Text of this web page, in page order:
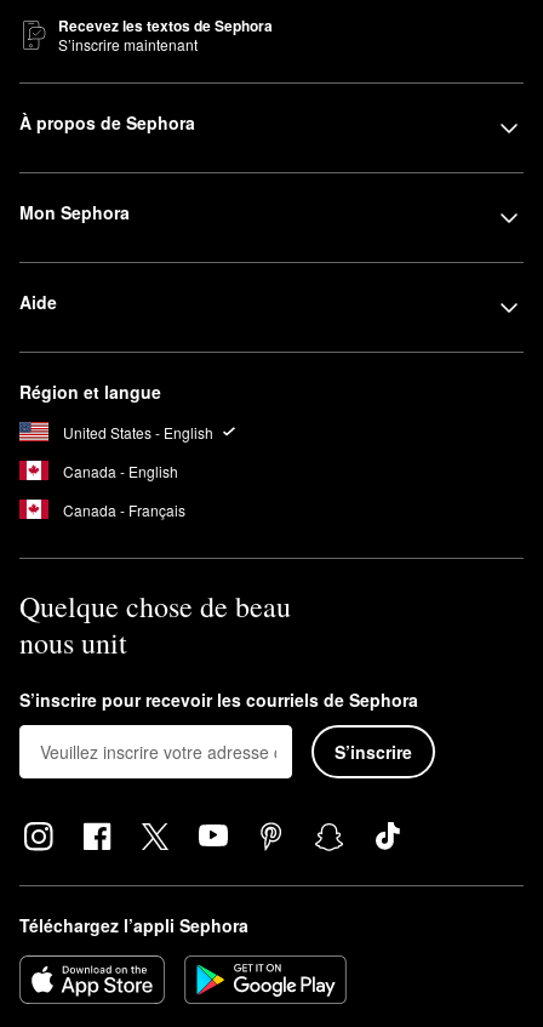
Recevez les textos de Sephora
S’inscrire maintenant
À propos de Sephora
Mon Sephora
Aide
Région et langue
United States - English
Canada - English
Canada - Français
Quelque chose de beau
nous unit
S’inscrire pour recevoir les courriels de Sephora
S’inscrire
Téléchargez l’appli Sephora